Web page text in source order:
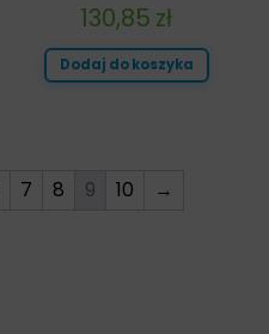
130,85 zł
Dodaj do koszyka
7 8 9 10 →